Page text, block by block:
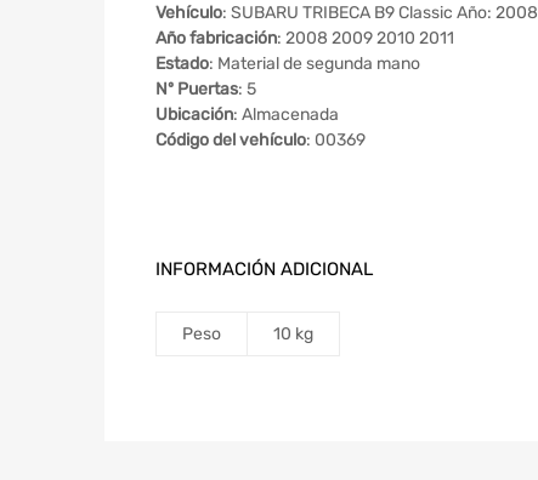
Vehículo: SUBARU TRIBECA B9 Classic Año: 2008
Año fabricación: 2008 2009 2010 2011
Estado: Material de segunda mano
Nº Puertas: 5
Ubicación: Almacenada
Código del vehículo: 00369
INFORMACIÓN ADICIONAL
Peso 10 kg